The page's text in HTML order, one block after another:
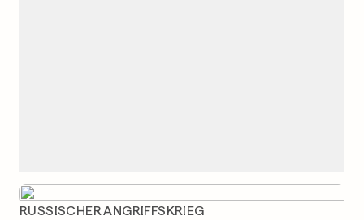
RUSSISCHER ANGRIFFSKRIEG